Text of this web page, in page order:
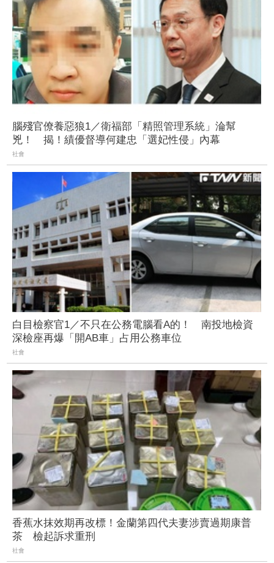
腦殘官僚養惡狼1／衛福部「精照管理系統」淪幫
兇！ 揭！績優督導何建忠「選妃性侵」內幕
社會
白目檢察官1／不只在公務電腦看A的！ 南投地檢資
深檢座再爆「開AB車」占用公務車位
社會
香蕉水抹效期再改標！金蘭第四代夫妻涉賣過期康普
茶 檢起訴求重刑
社會